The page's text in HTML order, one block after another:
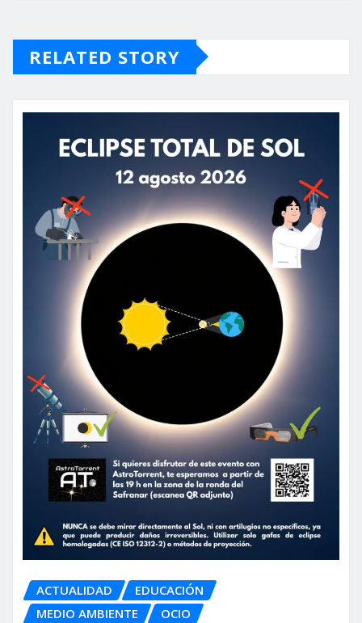
RELATED STORY
ACTUALIDAD
EDUCACIÓN
MEDIO AMBIENTE
OCIO